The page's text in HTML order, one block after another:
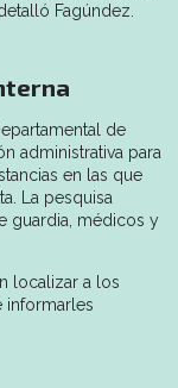
Fagúndez.
de
administrativa para
en las que
La pesquisa
guardia, médicos y
localizar a los
informarles